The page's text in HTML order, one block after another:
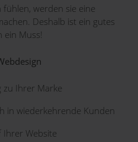
werden sie eine
Deshalb ist ein gutes
ein Muss!
zu Ihrer Marke
in wiederkehrende Kunden
Ihrer Website